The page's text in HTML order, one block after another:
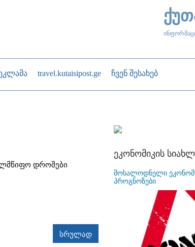
travel.kutaisipost.ge ჩვენ შესახებ
დროშები
სრულად
ეკონომიკის
მოსალოდნელი
პროგნოზები